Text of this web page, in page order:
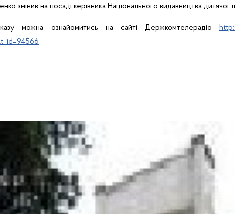
змінив на посаді керівника Національного видавництва дитячої
можна ознайомитись на сайті Держкомтелерадіо